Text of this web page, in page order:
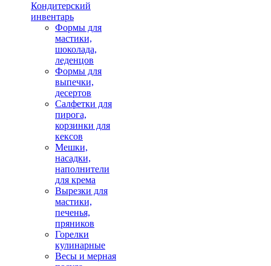
Кондитерский
инвентарь
Формы для
мастики,
шоколада,
леденцов
Формы для
выпечки,
десертов
Салфетки для
пирога,
корзинки для
кексов
Мешки,
насадки,
наполнители
для крема
Вырезки для
мастики,
печенья,
пряников
Горелки
кулинарные
Весы и мерная